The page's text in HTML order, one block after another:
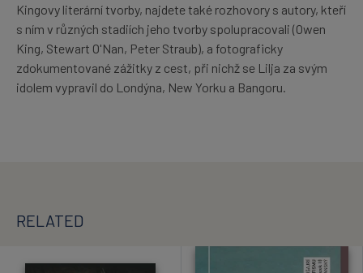
Kingovy literární tvorby, najdete také rozhovory s autory, kteří
s ním v různých stadiích jeho tvorby spolupracovali (Owen
King, Stewart O'Nan, Peter Straub), a fotograficky
zdokumentované zážitky z cest, při nichž se Lilja za svým
idolem vypravil do Londýna, New Yorku a Bangoru.
RELATED